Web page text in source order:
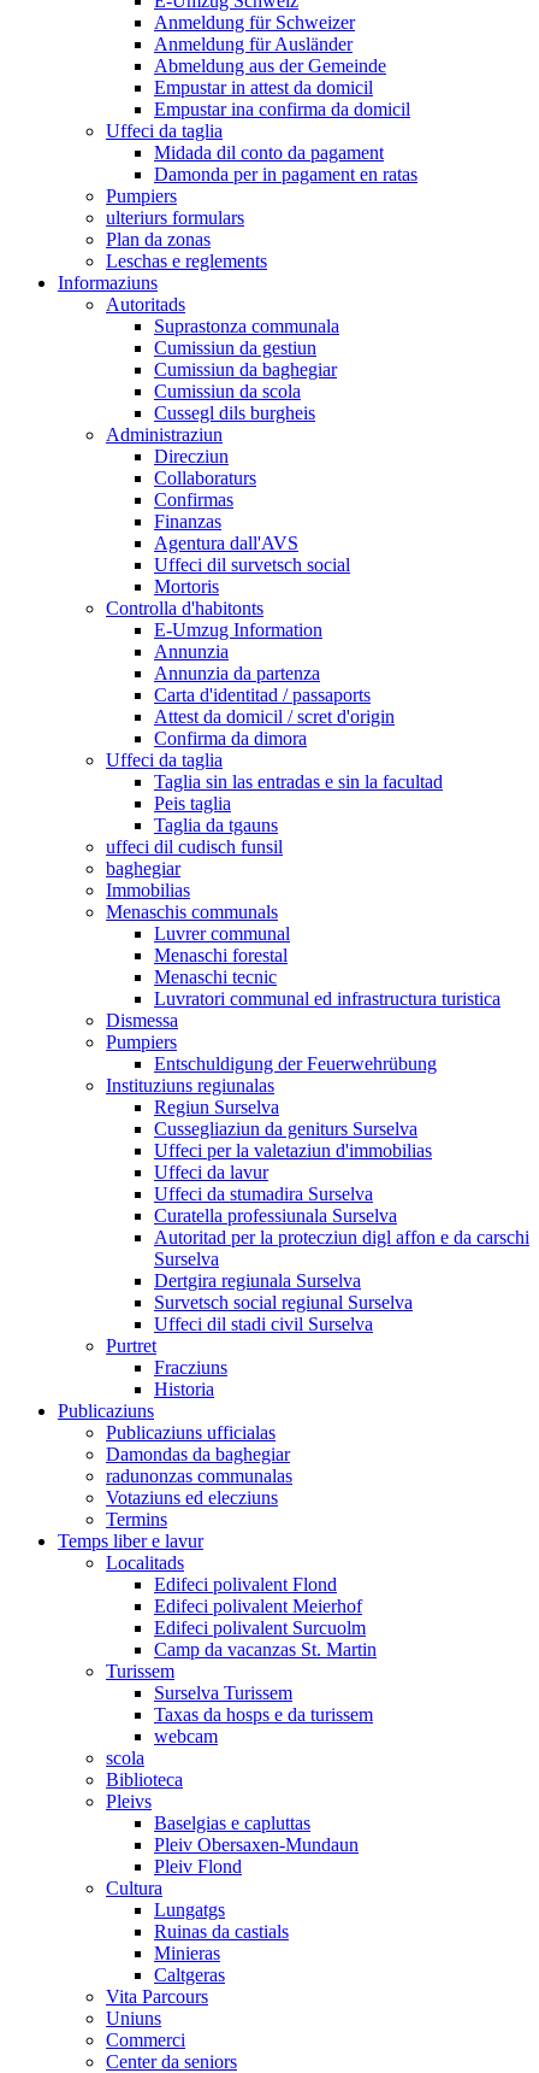
Anmeldung für Schweizer
Anmeldung für Ausländer
Abmeldung aus der Gemeinde
Empustar in attest da domicil
Empustar ina confirma da domicil
Uffeci da taglia
Midada dil conto da pagament
Damonda per in pagament en ratas
Pumpiers
ulteriurs formulars
Plan da zonas
Leschas e reglements
Informaziuns
Autoritads
Suprastonza communala
Cumissiun da gestiun
Cumissiun da baghegiar
Cumissiun da scola
Cussegl dils burgheis
Administraziun
Direcziun
Collaboraturs
Confirmas
Finanzas
Agentura dall'AVS
Uffeci dil survetsch social
Mortoris
Controlla d'habitonts
E-Umzug Information
Annunzia
Annunzia da partenza
Carta d'identitad / passaports
Attest da domicil / scret d'origin
Confirma da dimora
Uffeci da taglia
Taglia sin las entradas e sin la facultad
Peis taglia
Taglia da tgauns
uffeci dil cudisch funsil
baghegiar
Immobilias
Menaschis communals
Luvrer communal
Menaschi forestal
Menaschi tecnic
Luvratori communal ed infrastructura turistica
Dismessa
Pumpiers
Entschuldigung der Feuerwehrübung
Instituziuns regiunalas
Regiun Surselva
Cussegliaziun da geniturs Surselva
Uffeci per la valetaziun d'immobilias
Uffeci da lavur
Uffeci da stumadira Surselva
Curatella professiunala Surselva
Autoritad per la protecziun digl affon e da carschi
Surselva
Dertgira regiunala Surselva
Survetsch social regiunal Surselva
Uffeci dil stadi civil Surselva
Purtret
Fracziuns
Historia
Publicaziuns
Publicaziuns ufficialas
Damondas da baghegiar
radunonzas communalas
Votaziuns ed elecziuns
Termins
Temps liber e lavur
Localitads
Edifeci polivalent Flond
Edifeci polivalent Meierhof
Edifeci polivalent Surcuolm
Camp da vacanzas St. Martin
Turissem
Surselva Turissem
Taxas da hosps e da turissem
webcam
scola
Biblioteca
Pleivs
Baselgias e capluttas
Pleiv Obersaxen-Mundaun
Pleiv Flond
Cultura
Lungatgs
Ruinas da castials
Minieras
Caltgeras
Vita Parcours
Uniuns
Commerci
Center da seniors